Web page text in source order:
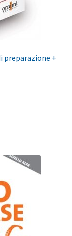
preparazione +